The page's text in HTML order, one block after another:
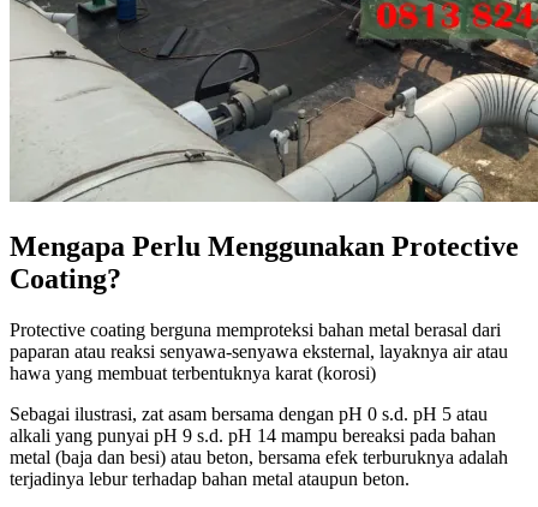
Mengapa Perlu Menggunakan Protective
Coating?
Protective coating berguna memproteksi bahan metal berasal dari
paparan atau reaksi senyawa-senyawa eksternal, layaknya air atau
hawa yang membuat terbentuknya karat (korosi)
Sebagai ilustrasi, zat asam bersama dengan pH 0 s.d. pH 5 atau
alkali yang punyai pH 9 s.d. pH 14 mampu bereaksi pada bahan
metal (baja dan besi) atau beton, bersama efek terburuknya adalah
terjadinya lebur terhadap bahan metal ataupun beton.